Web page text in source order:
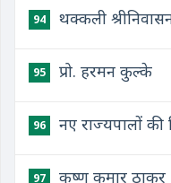
94 थक्कली
95 प्रो. हरमन कुल्के
96 नए राज्यपालों की
97 कृष्ण कुमार ठाकुर